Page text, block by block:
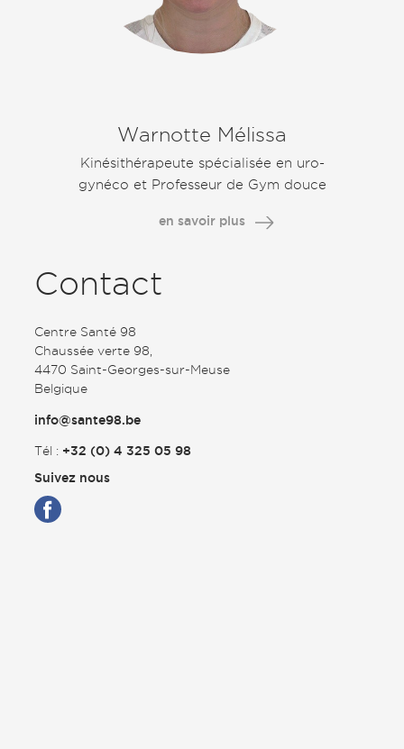
Warnotte Mélissa
Kinésithérapeute spécialisée en uro-
gynéco et Professeur de Gym douce
en savoir plus
Contact
Centre Santé 98
Chaussée verte 98,
4470 Saint-Georges-sur-Meuse
Belgique
info@sante98.be
Tél : +32 (0) 4 325 05 98
Suivez nous